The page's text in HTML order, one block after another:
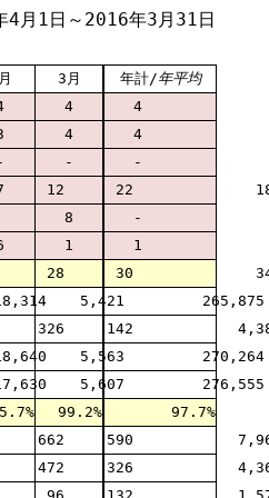
4月1日～2016年3月31日
3月 年計/年平均
4
4
4
4
-
-
12 22
8
-
1
1
28 30
5,421
265,875
326 142
5,563
270,264
5,607
276,555
99.2%
97.7%
662 590
472 326